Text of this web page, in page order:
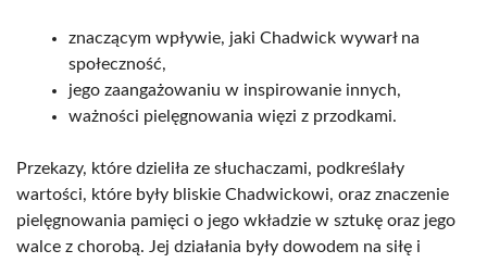
znaczącym wpływie, jaki Chadwick wywarł na
społeczność,
jego zaangażowaniu w inspirowanie innych,
ważności pielęgnowania więzi z przodkami.
Przekazy, które dzieliła ze słuchaczami, podkreślały
wartości, które były bliskie Chadwickowi, oraz znaczenie
pielęgnowania pamięci o jego wkładzie w sztukę oraz jego
walce z chorobą. Jej działania były dowodem na siłę i